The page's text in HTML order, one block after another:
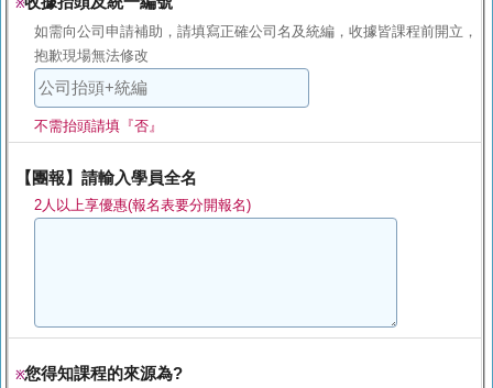
※
如需向公司申請補助，請填寫正確公司名及統編，收據皆課程前開立，
抱歉現場無法修改
不需抬頭請填『否』
【團報】請輸入學員全名
2人以上享優惠(報名表要分開報名)
※您得知課程的來源為?